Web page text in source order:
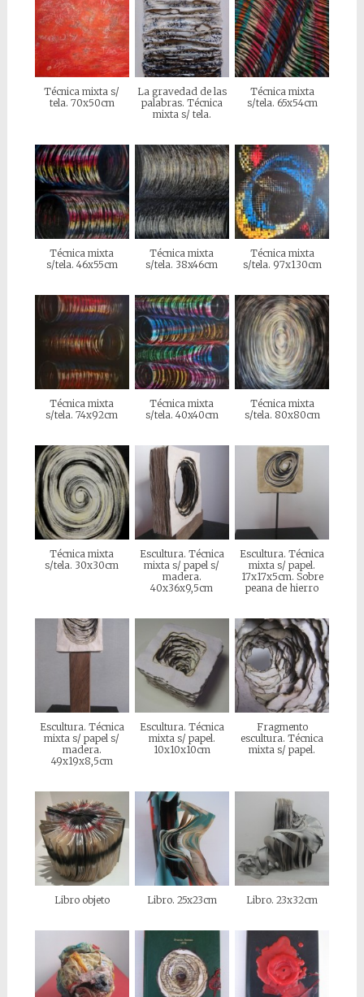
Técnica mixta s/
tela. 70x50cm
La gravedad de las
palabras. Técnica
mixta s/ tela.
Técnica mixta
s/tela. 65x54cm
Técnica mixta
s/tela. 46x55cm
Técnica mixta
s/tela. 38x46cm
Técnica mixta
s/tela. 97x130cm
Técnica mixta
s/tela. 74x92cm
Técnica mixta
s/tela. 40x40cm
Técnica mixta
s/tela. 80x80cm
Técnica mixta
s/tela. 30x30cm
Escultura. Técnica
mixta s/ papel s/
madera.
40x36x9,5cm
Escultura. Técnica
mixta s/ papel.
17x17x5cm. Sobre
peana de hierro
Escultura. Técnica
mixta s/ papel s/
madera.
49x19x8,5cm
Escultura. Técnica
mixta s/ papel.
10x10x10cm
Fragmento
escultura. Técnica
mixta s/ papel.
Libro objeto Libro. 25x23cm Libro. 23x32cm